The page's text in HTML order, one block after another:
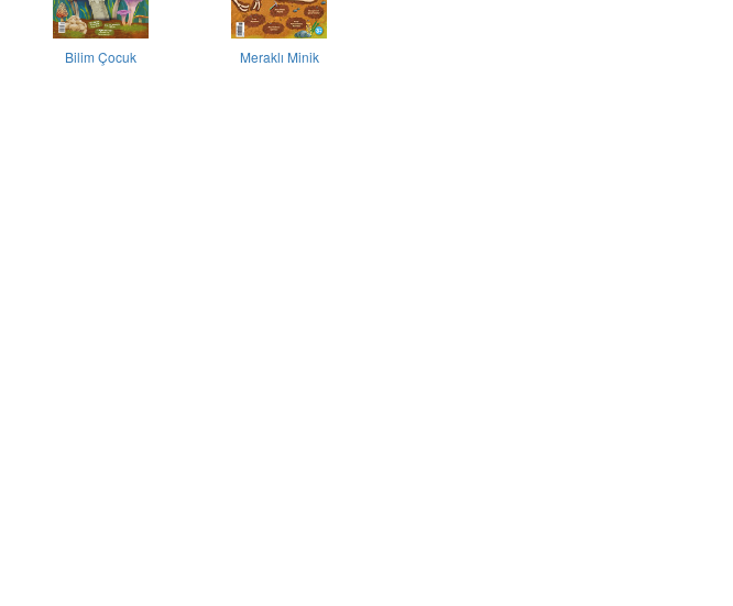
Bilim Çocuk Meraklı Minik